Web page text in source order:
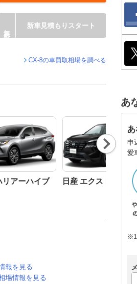
新車見積もりスタート
CX-8の車買取相場を調べる
リアーハイブ
日産 エクストレイル
Nex
t
報を見る
場情報を見る
あ
申
愛
※1